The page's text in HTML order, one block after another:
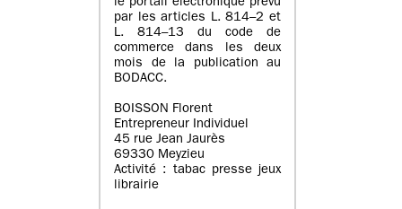
le portail électronique prévu
par les articles L. 814–2 et
L. 814–13 du code de
commerce dans les deux
mois de la publication au
BODACC.
BOISSON Florent
Entrepreneur Individuel
45 rue Jean Jaurès
69330 Meyzieu
Activité : tabac presse jeux
librairie